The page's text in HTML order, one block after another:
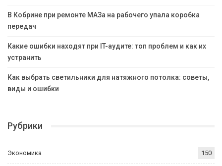
В Кобрине при ремонте МАЗа на рабочего упала коробка
передач
Какие ошибки находят при IT-аудите: топ проблем и как их
устранить
Как выбрать светильники для натяжного потолка: советы,
виды и ошибки
Рубрики
Экономика 150